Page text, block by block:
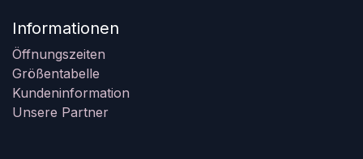
Informationen
Öffnungszeiten
Größentabelle
Kundeninformation
Unsere Partner